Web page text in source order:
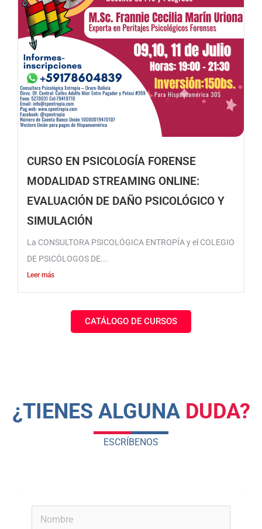
CURSO EN PSICOLOGÍA FORENSE
MODALIDAD STREAMING ONLINE:
EVALUACIÓN DE DAÑO PSICOLÓGICO Y
SIMULACIÓN
La CONSULTORA PSICOLÓGICA ENTROPÍA y el COLEGIO
DE PSICÓLOGOS DE...
Leer más
CATÁLOGO DE CURSOS
¿TIENES ALGUNA DUDA?
ESCRÍBENOS